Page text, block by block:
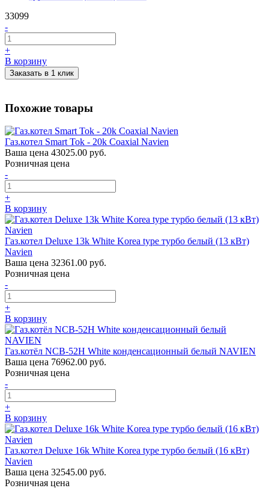
33099
-
+
В корзину
Заказать в 1 клик
Похожие товары
Газ.котел Smart Tok - 20k Coaxial Navien
Ваша цена 43025.00 руб.
Розничная цена
-
+
В корзину
Газ.котел Deluxe 13k White Korea type турбо белый (13 кВт)
Navien
Ваша цена 32361.00 руб.
Розничная цена
-
+
В корзину
Газ.котёл NCB-52H White конденсационный белый NAVIEN
Ваша цена 76962.00 руб.
Розничная цена
-
+
В корзину
Газ.котел Deluxe 16k White Korea type турбо белый (16 кВт)
Navien
Ваша цена 32545.00 руб.
Розничная цена